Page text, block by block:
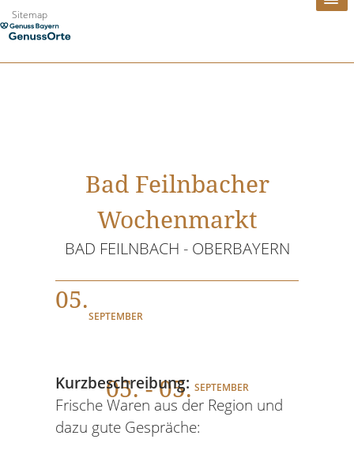
Zum
Inhalt
Sitemap
Bad Feilnbacher
Wochenmarkt
BAD FEILNBACH - OBERBAYERN
05.
SEPTEMBER
05. - 05. SEPTEMBER
Kurzbeschreibung:
Frische Waren aus der Region und
dazu gute Gespräche: